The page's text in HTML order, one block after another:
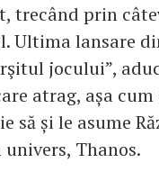
trecând prin
Ultima lansare
jocului”,
atrag, așa
să și le asume
Thanos.